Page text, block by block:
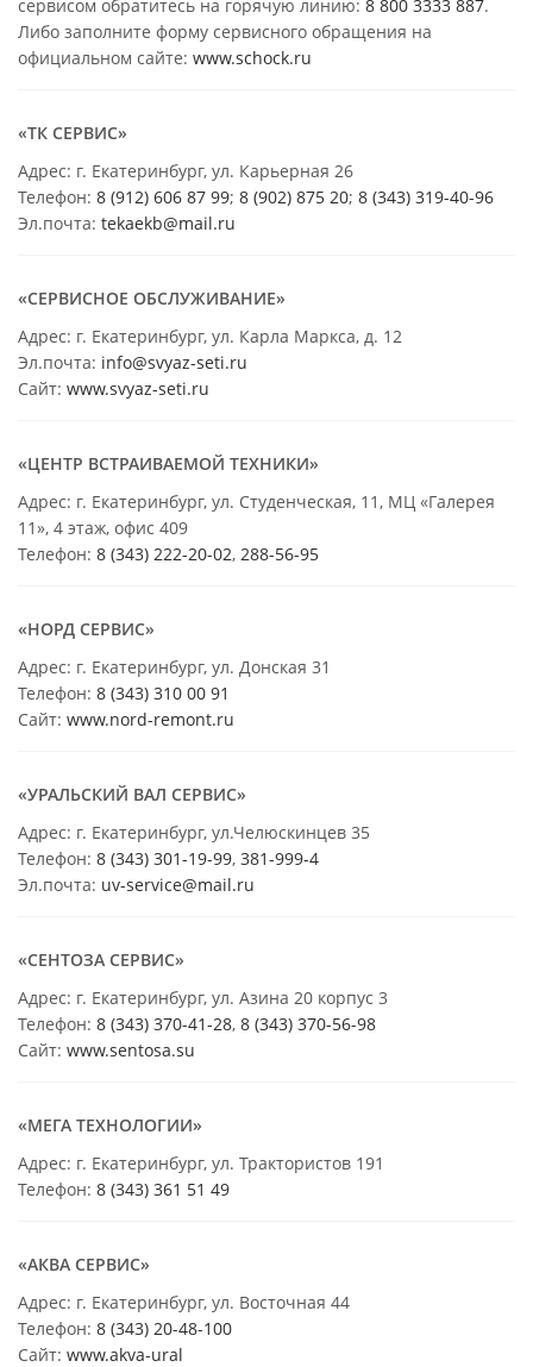
сервисом обратитесь на горячую линию: 8 800 3333 887.
Либо заполните форму сервисного обращения на
официальном сайте: www.schock.ru
«ТК СЕРВИС»
Адрес: г. Екатеринбург, ул. Карьерная 26
Телефон: 8 (912) 606 87 99; 8 (902) 875 20; 8 (343) 319-40-96
Эл.почта: tekaekb@mail.ru
«СЕРВИСНОЕ ОБСЛУЖИВАНИЕ»
Адрес: г. Екатеринбург, ул. Карла Маркса, д. 12
Эл.почта: info@svyaz-seti.ru
Сайт: www.svyaz-seti.ru
«ЦЕНТР ВСТРАИВАЕМОЙ ТЕХНИКИ»
Адрес: г. Екатеринбург, ул. Студенческая, 11, МЦ «Галерея
11», 4 этаж, офис 409
Телефон: 8 (343) 222-20-02, 288-56-95
«НОРД СЕРВИС»
Адрес: г. Екатеринбург, ул. Донская 31
Телефон: 8 (343) 310 00 91
Сайт: www.nord-remont.ru
«УРАЛЬСКИЙ ВАЛ СЕРВИС»
Адрес: г. Екатеринбург, ул.Челюскинцев 35
Телефон: 8 (343) 301-19-99, 381-999-4
Эл.почта: uv-service@mail.ru
«СЕНТОЗА СЕРВИС»
Адрес: г. Екатеринбург, ул. Азина 20 корпус 3
Телефон: 8 (343) 370-41-28, 8 (343) 370-56-98
Сайт: www.sentosa.su
«МЕГА ТЕХНОЛОГИИ»
Адрес: г. Екатеринбург, ул. Трактористов 191
Телефон: 8 (343) 361 51 49
«АКВА СЕРВИС»
Адрес: г. Екатеринбург, ул. Восточная 44
Телефон: 8 (343) 20-48-100
Сайт: www.akva-ural